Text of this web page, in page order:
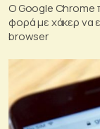
Ο Google Chrome
φορά με χάκερ να
browser